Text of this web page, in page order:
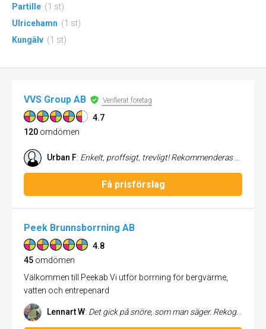
Partille (1 st)
Ulricehamn (1 st)
Kungälv (1 st)
VVS Group AB Verifierat företag
4.7
120 omdömen
Urban F: Enkelt, proffsigt, trevligt! Rekommenderas starkt!
Få prisförslag
Peek Brunnsborrning AB
4.8
45 omdömen
Välkommen till Peekab Vi utför borrning för bergvärme,
vatten och entrepenard
Lennart W: Det gick på snöre, som man säger. Rekognoscering i god tid innan. Utrustningen började ställas upp dagen före och sedan start direkt på morgonen. 200 m klara på em, varefter allt ”dukades av” igen. Dagen efter kom en kille och en tjej och monterade slangen. Vid borrningen hade vi diskuterat och beslutat att använda en extra skyddad slang i det (av bl a mig) grävda diket, Budskapet hade gått vidare och en sådan slang fanns alltså med vid operation slangläggning. Som sagt, ett väldigt smidigt genomförande! Stort tack tilla inblandade! 👍😀